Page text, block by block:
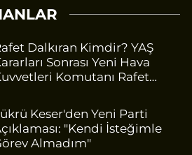
Dalkıran Kimdir? YAŞ
Sonrası Yeni Hava
Komutanı Rafet
Keser'den Yeni Parti
"Kendi İsteğimle
Almadım"